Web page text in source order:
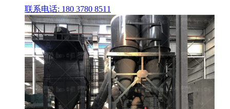
联系电话: 180 3780 8511